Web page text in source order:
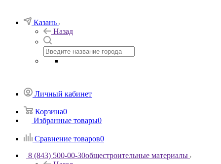
Казань
Назад
Личный кабинет
Корзина0
Избранные товары0
Сравнение товаров0
8 (843) 500-00-30общестроительные материалы